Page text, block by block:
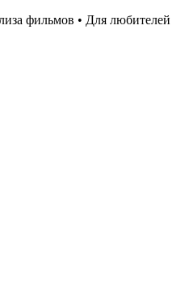
фильмов • Для любителей